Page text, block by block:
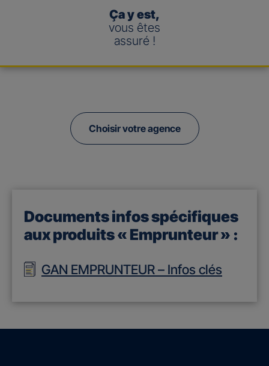
Ça y est,
vous êtes
assuré !
Choisir votre agence
Documents infos spécifiques
aux produits « Emprunteur » :
GAN EMPRUNTEUR – Infos clés